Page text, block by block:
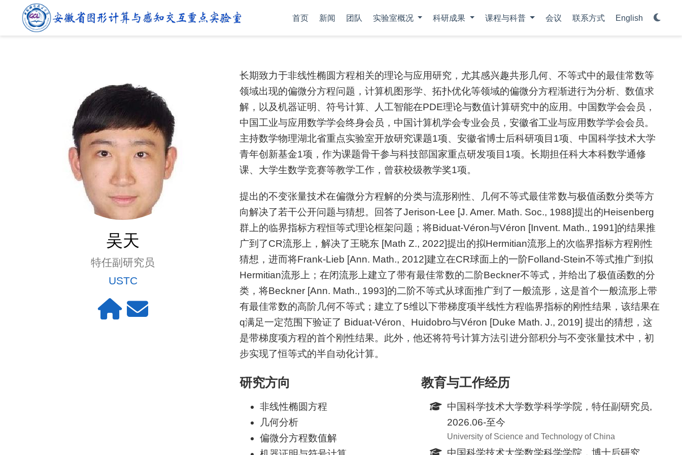
首页 新闻 团队 实验室概况 科研成果 课程与科普 会议 联系方式 English
吴天
特任副研究员
USTC
长期致力于非线性椭圆方程相关的理论与应用研究，尤其感兴趣共形几何、不等式中的最佳常数等
领域出现的偏微分方程问题，计算机图形学、拓扑优化等领域的偏微分方程渐进行为分析、数值求
解，以及机器证明、符号计算、人工智能在PDE理论与数值计算研究中的应用。中国数学会会员，
中国工业与应用数学学会终身会员，中国计算机学会专业会员，安徽省工业与应用数学学会会员。
主持数学物理湖北省重点实验室开放研究课题1项、安徽省博士后科研项目1项、中国科学技术大学
青年创新基金1项，作为课题骨干参与科技部国家重点研发项目1项。长期担任科大本科数学通修
课、大学生数学竞赛等教学工作，曾获校级教学奖1项。
提出的不变张量技术在偏微分方程解的分类与流形刚性、几何不等式最佳常数与极值函数分类等方
向解决了若干公开问题与猜想。回答了Jerison-Lee [J. Amer. Math. Soc., 1988]提出的Heisenberg
群上的临界指标方程恒等式理论框架问题；将Biduat-Véron与Véron [Invent. Math., 1991]的结果推
广到了CR流形上，解决了王晓东 [Math Z., 2022]提出的拟Hermitian流形上的次临界指标方程刚性
猜想，进而将Frank-Lieb [Ann. Math., 2012]建立在CR球面上的一阶Folland-Stein不等式推广到拟
Hermitian流形上；在闭流形上建立了带有最佳常数的二阶Beckner不等式，并给出了极值函数的分
类，将Beckner [Ann. Math., 1993]的二阶不等式从球面推广到了一般流形，这是首个一般流形上带
有最佳常数的高阶几何不等式；建立了5维以下带梯度项半线性方程临界指标的刚性结果，该结果在
q满足一定范围下验证了 Biduat-Véron、Huidobro与Véron [Duke Math. J., 2019] 提出的猜想，这
是带梯度项方程的首个刚性结果。此外，他还将符号计算方法引进分部积分与不变张量技术中，初
步实现了恒等式的半自动化计算。
研究方向
非线性椭圆方程
几何分析
偏微分方程数值解
教育与工作经历
中国科学技术大学数学科学学院，特任副研究员,
2026.06-至今
University of Science and Technology of China
中国科学技术大学数学科学学院，博士后研究